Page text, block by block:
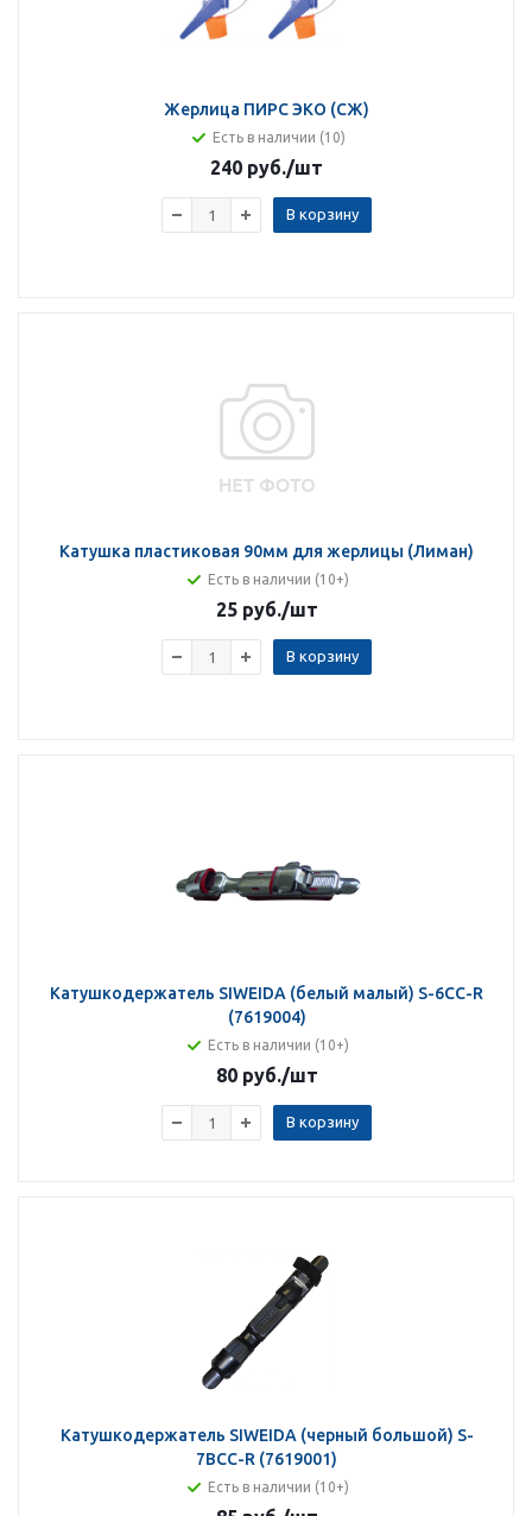
Жерлица ПИРС ЭКО (СЖ)
Есть в наличии (10)
240 руб./шт
В корзину
Катушка пластиковая 90мм для жерлицы (Лиман)
Есть в наличии (10+)
25 руб./шт
В корзину
Катушкодержатель SIWEIDA (белый малый) S-6CC-R
(7619004)
Есть в наличии (10+)
80 руб./шт
В корзину
Катушкодержатель SIWEIDA (черный большой) S-
7BCC-R (7619001)
Есть в наличии (10+)